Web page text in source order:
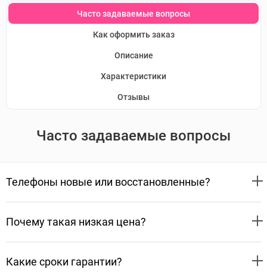
Часто задаваемые вопросы
Как оформить заказ
Описание
Характеристики
Отзывы
Часто задаваемые вопросы
Телефоны новые или восстановленные?
Почему такая низкая цена?
Какие сроки гарантии?